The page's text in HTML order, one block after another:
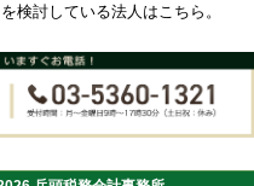
を検討している法人はこちら。